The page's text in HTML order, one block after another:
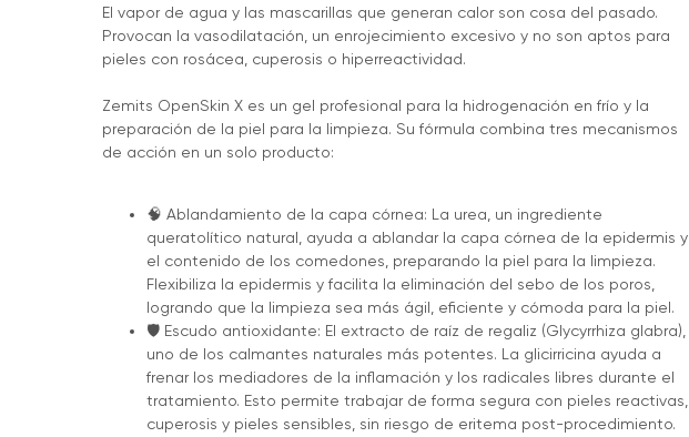
El vapor de agua y las mascarillas que generan calor son cosa del pasado.
Provocan la vasodilatación, un enrojecimiento excesivo y no son aptos para
pieles con rosácea, cuperosis o hiperreactividad.
Zemits OpenSkin X es un gel profesional para la hidrogenación en frío y la
preparación de la piel para la limpieza. Su fórmula combina tres mecanismos
de acción en un solo producto:
🧠 Ablandamiento de la capa córnea: La urea, un ingrediente
queratolítico natural, ayuda a ablandar la capa córnea de la epidermis y
el contenido de los comedones, preparando la piel para la limpieza.
Flexibiliza la epidermis y facilita la eliminación del sebo de los poros,
logrando que la limpieza sea más ágil, eficiente y cómoda para la piel.
🛡 Escudo antioxidante: El extracto de raíz de regaliz (Glycyrrhiza glabra),
uno de los calmantes naturales más potentes. La glicirricina ayuda a
frenar los mediadores de la inflamación y los radicales libres durante el
tratamiento. Esto permite trabajar de forma segura con pieles reactivas,
cuperosis y pieles sensibles, sin riesgo de eritema post-procedimiento.